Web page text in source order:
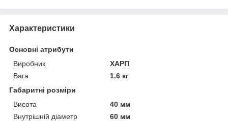
Характеристики
Основні атрибути
Виробник
ХАРП
Вага
1.6 кг
Габаритні розміри
Висота
40 мм
Внутрішній діаметр
60 мм